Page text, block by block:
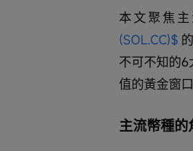
本文聚焦
(SOL.CC)$
不可不知的
值的黃金窗
主流幣種